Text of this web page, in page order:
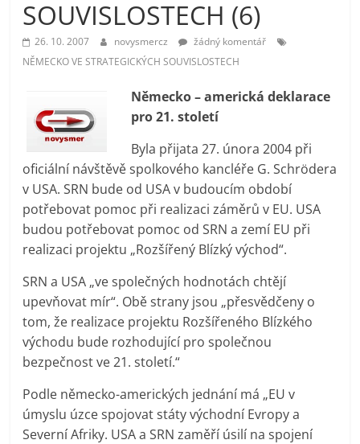
prospívá?
SOUVISLOSTECH (6)
26. 10. 2007 novysmercz
žádný komentář
NĚMECKO VE STRATEGICKÝCH SOUVISLOSTECH
Německo – americká deklarace
pro 21. století
Byla přijata 27. února 2004 při
oficiální návštěvě spolkového kancléře G. Schrödera
v USA. SRN bude od USA v budoucím období
potřebovat pomoc při realizaci záměrů v EU. USA
budou potřebovat pomoc od SRN a zemí EU při
realizaci projektu „Rozšířený Blízký východ“.
SRN a USA „ve společných hodnotách chtějí
upevňovat mír“. Obě strany jsou „přesvědčeny o
tom, že realizace projektu Rozšířeného Blízkého
východu bude rozhodující pro společnou
bezpečnost ve 21. století.“
Podle německo-amerických jednání má „EU v
úmyslu úzce spojovat státy východní Evropy a
Severní Afriky. USA a SRN zaměří úsilí na spojení